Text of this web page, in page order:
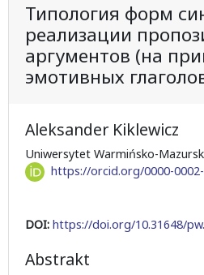
Типология форм
реализации
аргументов (на
эмотивных
Aleksander Kiklewicz
Uniwersytet Warmińsko-
https://orcid.org/0000-
DOI: https://doi.org/10.31648/
Abstrakt